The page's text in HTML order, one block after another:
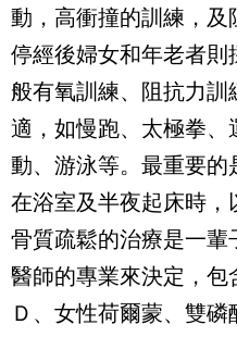
動，高衝撞的訓練，及
停經後婦女和年老者則
般有氧訓練、阻抗力
適，如慢跑、太極拳、
動、游泳等。最重要
在浴室及半夜起床時，
骨質疏鬆的治療是一輩
醫師的專業來決定，
Ｄ、女性荷爾蒙、雙